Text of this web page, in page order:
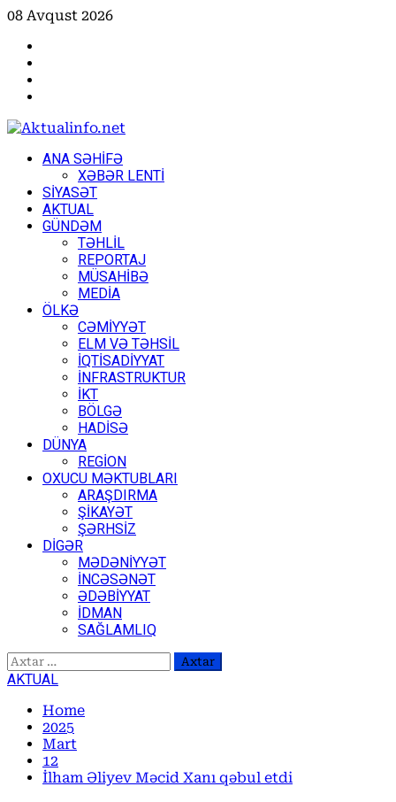
Skip
content
08 Avqust 2026
PrimaryANA SƏHİFƏ
XƏBƏR LENTİ
SİYASƏT
AKTUAL
GÜNDƏM
TƏHLİL
REPORTAJ
MÜSAHİBƏ
MEDİA
ÖLKƏ
CƏMİYYƏT
ELM VƏ TƏHSİL
İQTİSADİYYAT
İNFRASTRUKTUR
İKT
BÖLGƏ
HADİSƏ
DÜNYA
REGİON
OXUCU MƏKTUBLARI
ARAŞDIRMA
ŞİKAYƏT
ŞƏRHSİZ
DİGƏR
MƏDƏNİYYƏT
İNCƏSƏNƏT
ƏDƏBİYYAT
İDMAN
SAĞLAMLIQ
Axtarış:
AKTUAL
Home
2025
Mart
12
İlham Əliyev Məcid Xanı qəbul etdi